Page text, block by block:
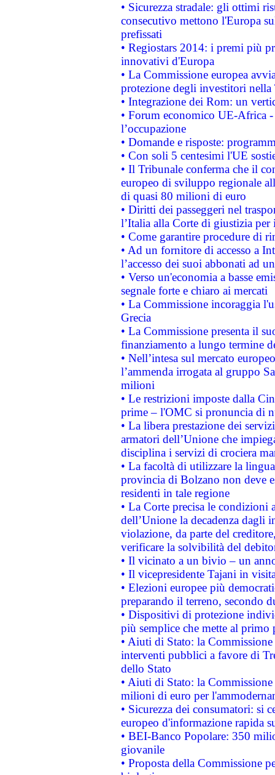
• Sicurezza stradale: gli ottimi
consecutivo mettono l'Europa
prefissati
• Regiostars 2014: i premi più
innovativi d'Europa
• La Commissione europea
protezione degli investitori
• Integrazione dei Rom: un
• Forum economico UE-Africa -
l’occupazione
• Domande e risposte:
• Con soli 5 centesimi l'UE
• Il Tribunale conferma che il
europeo di sviluppo regionale
di quasi 80 milioni di euro
• Diritti dei passeggeri nel
l’Italia alla Corte di giustizia
• Come garantire procedure di
• Ad un fornitore di accesso a
l’accesso dei suoi abbonati ad
• Verso un'economia a basse
segnale forte e chiaro ai mercati
• La Commissione incoraggia
Grecia
• La Commissione presenta il
finanziamento a lungo termine
• Nell’intesa sul mercato
l’ammenda irrogata al gruppo
milioni
• Le restrizioni imposte dalla
prime – l'OMC si pronuncia di
• La libera prestazione dei
armatori dell’Unione che
disciplina i servizi di crociera
• La facoltà di utilizzare la
provincia di Bolzano non deve
residenti in tale regione
• La Corte precisa le
dell’Unione la decadenza dagli
violazione, da parte del
verificare la solvibilità del
• Il vicinato a un bivio – un
• Il vicepresidente Tajani in
• Elezioni europee più
preparando il terreno, secondo
• Dispositivi di protezione
più semplice che mette al primo
• Aiuti di Stato: la
interventi pubblici a favore di
dello Stato
• Aiuti di Stato: la
milioni di euro per
• Sicurezza dei consumatori: si
europeo d'informazione rapida
• BEI-Banco Popolare: 350
giovanile
• Proposta della Commissione